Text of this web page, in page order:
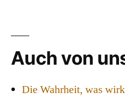
Auch von
Die Wahrheit, was